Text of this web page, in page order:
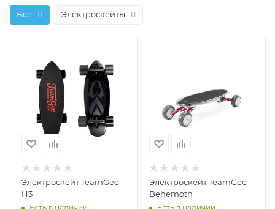
Все 11 Электроскейты 11
Электроскейт TeamGee
H3
Электроскейт TeamGee
Behemoth